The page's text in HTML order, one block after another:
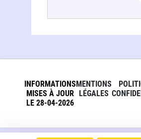
INFORMATIONS
MISES À JOUR
LE 28-04-2026
MENTIONS
LÉGALES